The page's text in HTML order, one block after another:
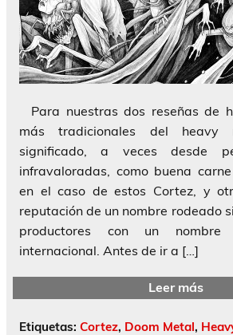
Para nuestras dos reseñas de
más tradicionales del heavy
significado, a veces desde
infravaloradas, como buena
en el caso de estos Cortez, y
reputación de un nombre rodeado
productores con un
internacional. Antes de ir a […]
Leer más
Etiquetas: Cortez, Doom Metal,